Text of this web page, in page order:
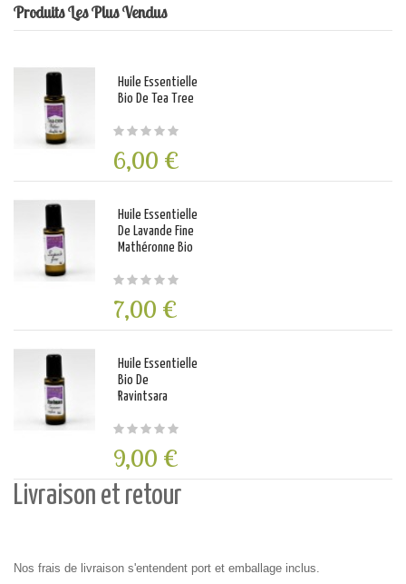
Produits Les Plus Vendus
Huile Essentielle
Bio De Tea Tree
6,00 €
Huile Essentielle
De Lavande Fine
Mathéronne Bio
7,00 €
Huile Essentielle
Bio De
Ravintsara
9,00 €
Livraison et retour
Nos frais de livraison s'entendent port et emballage inclus.